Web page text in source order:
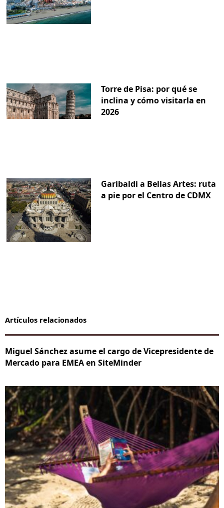
Torre de Pisa: por qué se
inclina y cómo visitarla en
2026
Garibaldi a Bellas Artes: ruta
a pie por el Centro de CDMX
Artículos relacionados
Miguel Sánchez asume el cargo de Vicepresidente de
Mercado para EMEA en SiteMinder